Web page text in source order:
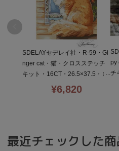
SDELAYセデレイ社・R-59・Gi
nger cat・猫・クロスステッチ
キット・16CT・26.5×37.5・ロ
シア・全面刺し
¥6,820
py
チ
最近チェックした商